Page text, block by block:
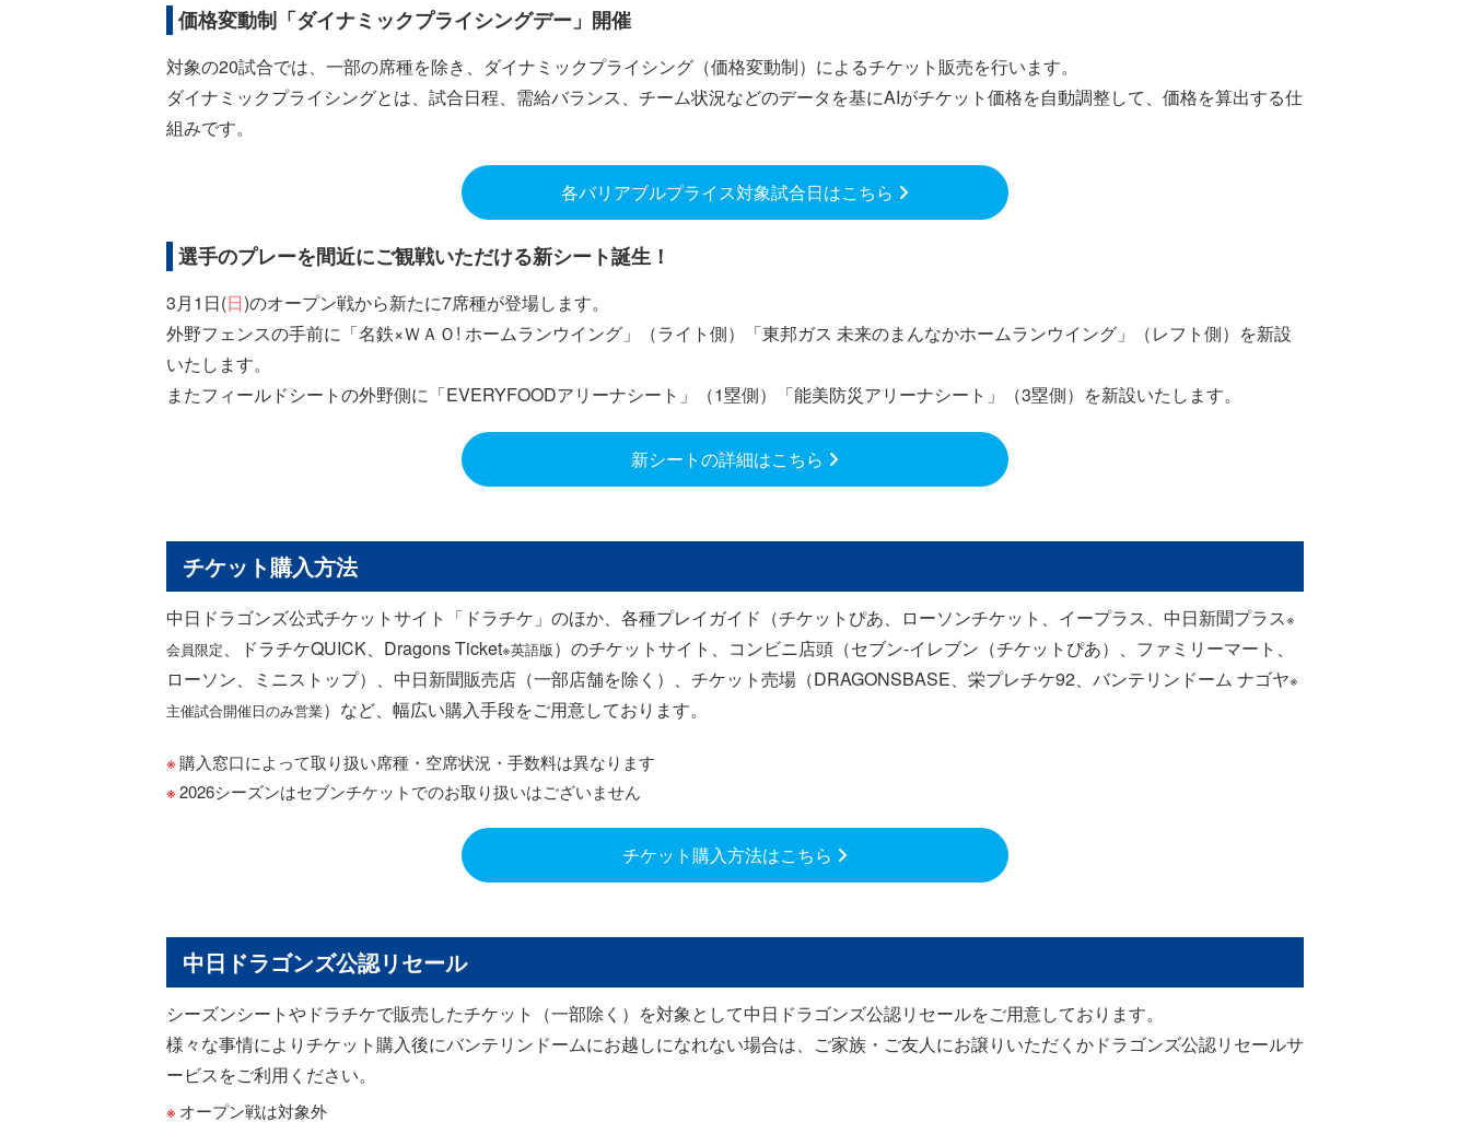
価格変動制「ダイナミックプライシングデー」開催
対象の20試合では、一部の席種を除き、ダイナミックプライシング（価格変動制）によるチケット販売を行います。
ダイナミックプライシングとは、試合日程、需給バランス、チーム状況などのデータを基にAIがチケット価格を自動調整して、価格を算出する仕
組みです。
各バリアブルプライス対象試合日はこちら
選手のプレーを間近にご観戦いただける新シート誕生！
3月1日(日)のオープン戦から新たに7席種が登場します。
外野フェンスの手前に「名鉄×ＷＡＯ! ホームランウイング」（ライト側）「東邦ガス 未来のまんなかホームランウイング」（レフト側）を新設
いたします。
またフィールドシートの外野側に「EVERYFOODアリーナシート」（1塁側）「能美防災アリーナシート」（3塁側）を新設いたします。
新シートの詳細はこちら
チケット購入方法
中日ドラゴンズ公式チケットサイト「ドラチケ」のほか、各種プレイガイド（チケットぴあ、ローソンチケット、イープラス、中日新聞プラス※
会員限定、ドラチケQUICK、Dragons Ticket※英語版）のチケットサイト、コンビニ店頭（セブン-イレブン（チケットぴあ）、ファミリーマート、
ローソン、ミニストップ）、中日新聞販売店（一部店舗を除く）、チケット売場（DRAGONSBASE、栄プレチケ92、バンテリンドーム ナゴヤ※
主催試合開催日のみ営業）など、幅広い購入手段をご用意しております。
購入窓口によって取り扱い席種・空席状況・手数料は異なります
2026シーズンはセブンチケットでのお取り扱いはございません
チケット購入方法はこちら
中日ドラゴンズ公認リセール
シーズンシートやドラチケで販売したチケット（一部除く）を対象として中日ドラゴンズ公認リセールをご用意しております。
様々な事情によりチケット購入後にバンテリンドームにお越しになれない場合は、ご家族・ご友人にお譲りいただくかドラゴンズ公認リセールサ
ービスをご利用ください。
オープン戦は対象外